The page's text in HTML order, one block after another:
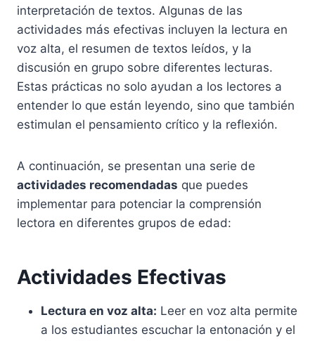
interpretación de textos. Algunas de las
actividades más efectivas incluyen la lectura en
voz alta, el resumen de textos leídos, y la
discusión en grupo sobre diferentes lecturas.
Estas prácticas no solo ayudan a los lectores a
entender lo que están leyendo, sino que también
estimulan el pensamiento crítico y la reflexión.
A continuación, se presentan una serie de
actividades recomendadas que puedes
implementar para potenciar la comprensión
lectora en diferentes grupos de edad:
Actividades Efectivas
Lectura en voz alta: Leer en voz alta permite
a los estudiantes escuchar la entonación y el